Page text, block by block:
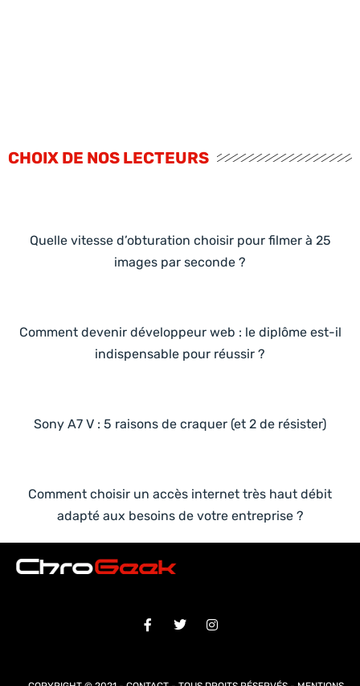
CHOIX DE NOS LECTEURS
Quelle vitesse d’obturation choisir pour filmer à 25
images par seconde ?
Comment devenir développeur web : le diplôme est-il
indispensable pour réussir ?
Sony A7 V : 5 raisons de craquer (et 2 de résister)
Comment choisir un accès internet très haut débit
adapté aux besoins de votre entreprise ?